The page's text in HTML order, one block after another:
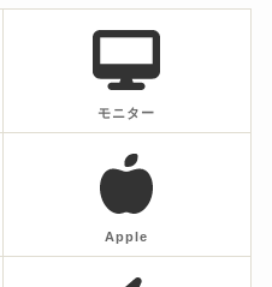
モニター
Apple